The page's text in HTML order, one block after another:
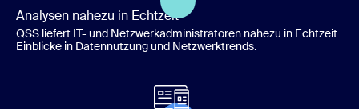
Analysen nahezu in Echtzeit
QSS liefert IT- und Netzwerkadministratoren nahezu in Echtzeit
Einblicke in Datennutzung und Netzwerktrends.